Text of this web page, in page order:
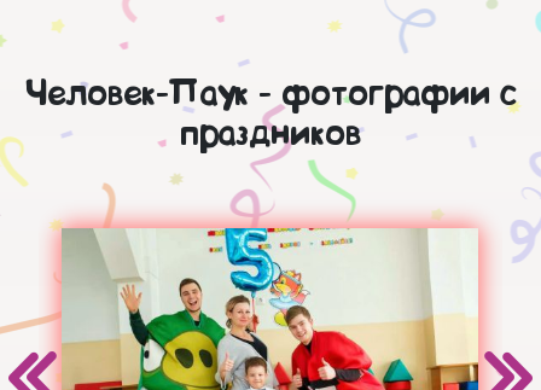
Человек-Паук - фотографии с
праздников